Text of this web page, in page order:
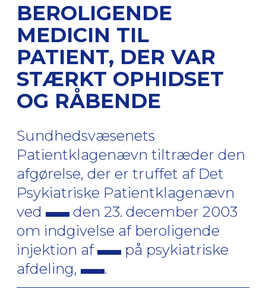
BEROLIGENDE
MEDICIN TIL
PATIENT, DER VAR
STÆRKT OPHIDSET
OG RÅBENDE
Sundhedsvæsenets
Patientklagenævn tiltræder den
afgørelse, der er truffet af Det
Psykiatriske Patientklagenævn
ved
den 23. december 2003
om indgivelse af beroligende
injektion af
på psykiatriske
afdeling,
.